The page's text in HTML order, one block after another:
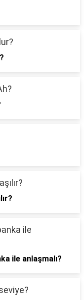
ile anlaşmalı?